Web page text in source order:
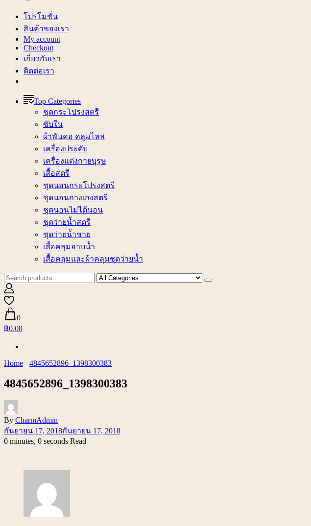
โปรโมชั่น
สินค้าของเรา
My account
Checkout
เกี่ยวกับเรา
ติดต่อเรา
Top Categories
ชุดกระโปรงสตรี
ซับใน
ผ้าพันคอ คลุมไหล่
เครื่องประดับ
เครื่องแต่งกายบุรุษ
เสื้อสตรี
ชุดนอนกระโปรงสตรี
ชุดนอนกางเกงสตรี
ชุดนอนไม่ได้นอน
ชุดว่ายน้ำสตรี
ชุดว่ายน้ำชาย
เสื้อคลุมอาบน้ำ
เสื้อคลุมและผ้าคลุมชุดว่ายน้ำ
0
฿0.00
Home 4845652896_1398300383
4845652896_1398300383
By CharmAdmin
กันยายน 17, 2018กันยายน 17, 2018
0 minutes, 0 seconds Read